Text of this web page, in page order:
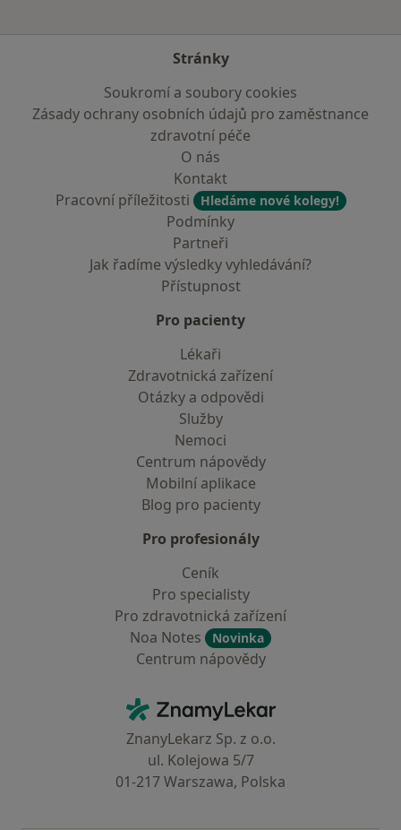
Stránky
Soukromí a soubory cookies
Zásady ochrany osobních údajů pro zaměstnance
zdravotní péče
O nás
Kontakt
Pracovní příležitosti
Hledáme nové kolegy!
Podmínky
Partneři
Jak řadíme výsledky vyhledávání?
Přístupnost
Pro pacienty
Lékaři
Zdravotnická zařízení
Otázky a odpovědi
Služby
Nemoci
Centrum nápovědy
Mobilní aplikace
Blog pro pacienty
Pro profesionály
Ceník
Pro specialisty
Pro zdravotnická zařízení
Noa Notes
Novinka
Centrum nápovědy
ZnamyLekar - Hlavní stránka
ZnanyLekarz Sp. z o.o.
ul. Kolejowa 5/7
01-217 Warszawa, Polska